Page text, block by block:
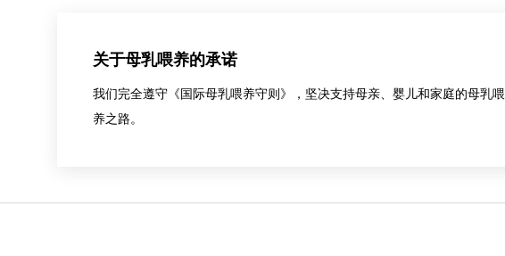
关于母乳喂养的承诺
我们完全遵守《国际母乳喂养守则》，坚决支持母亲、婴儿和家庭的母乳喂
养之路。